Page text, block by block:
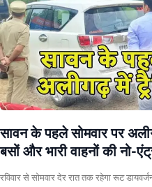
सावन के पहले सोमवार पर
बसों और भारी वाहनों की नो-
रविवार से सोमवार देर रात तक रहेगा रूट